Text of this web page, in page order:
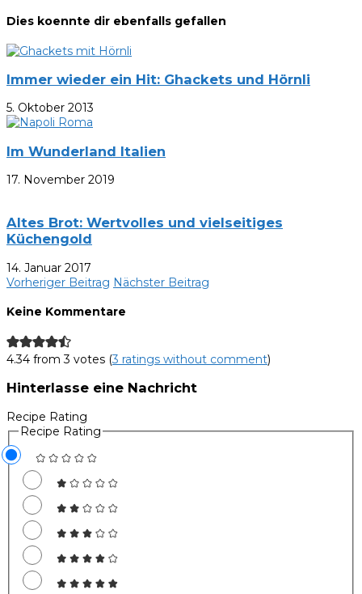
Dies koennte dir ebenfalls gefallen
Immer wieder ein Hit: Ghackets und Hörnli
5. Oktober 2013
Im Wunderland Italien
17. November 2019
Altes Brot: Wertvolles und vielseitiges
Küchengold
14. Januar 2017
Vorheriger Beitrag Nächster Beitrag
Keine Kommentare
4.34 from 3 votes (3 ratings without comment)
Hinterlasse eine Nachricht
Recipe Rating
Recipe Rating